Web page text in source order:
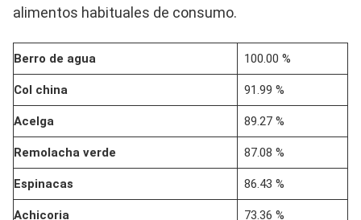
alimentos habituales de consumo.
Berro de agua 100.00 %
Col china 91.99 %
Acelga 89.27 %
Remolacha verde 87.08 %
Espinacas 86.43 %
Achicoria 73.36 %